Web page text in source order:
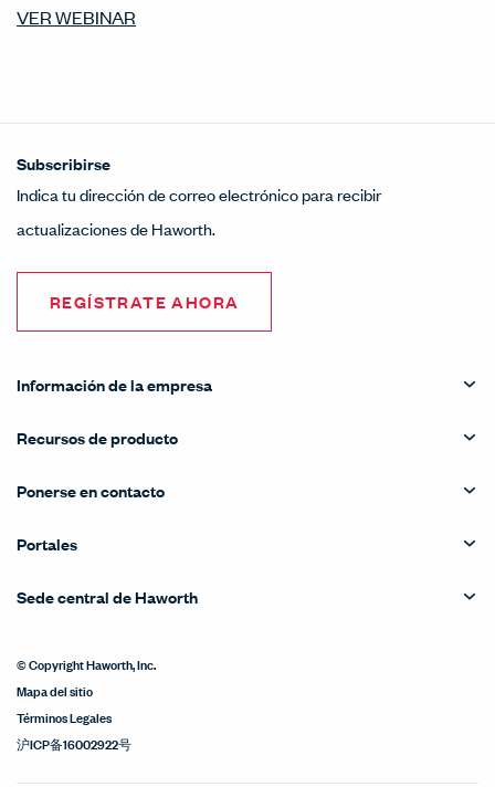
VER WEBINAR
Subscribirse
Indica tu dirección de correo electrónico para recibir
actualizaciones de Haworth.
REGÍSTRATE AHORA
Información de la empresa
Recursos de producto
Ponerse en contacto
Portales
Sede central de Haworth
© Copyright Haworth, Inc.
Mapa del sitio
Términos Legales
沪ICP备16002922号